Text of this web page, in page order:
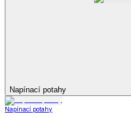
Napínací potahy
Napínací potahy